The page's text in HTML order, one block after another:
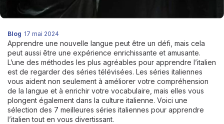
Blog 17 mai 2024
Apprendre une nouvelle langue peut être un défi, mais cela
peut aussi être une expérience enrichissante et amusante.
L’une des méthodes les plus agréables pour apprendre l’italien
est de regarder des séries télévisées. Les séries italiennes
vous aident non seulement à améliorer votre compréhension
de la langue et à enrichir votre vocabulaire, mais elles vous
plongent également dans la culture italienne. Voici une
sélection des 7 meilleures séries italiennes pour apprendre
l’italien tout en vous divertissant.